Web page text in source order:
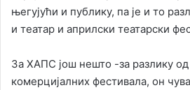
његујући и публику, па је и то
и театар и априлски театарски
За ХАПС још нешто -за разлику од
комерцијалних фестивала, он